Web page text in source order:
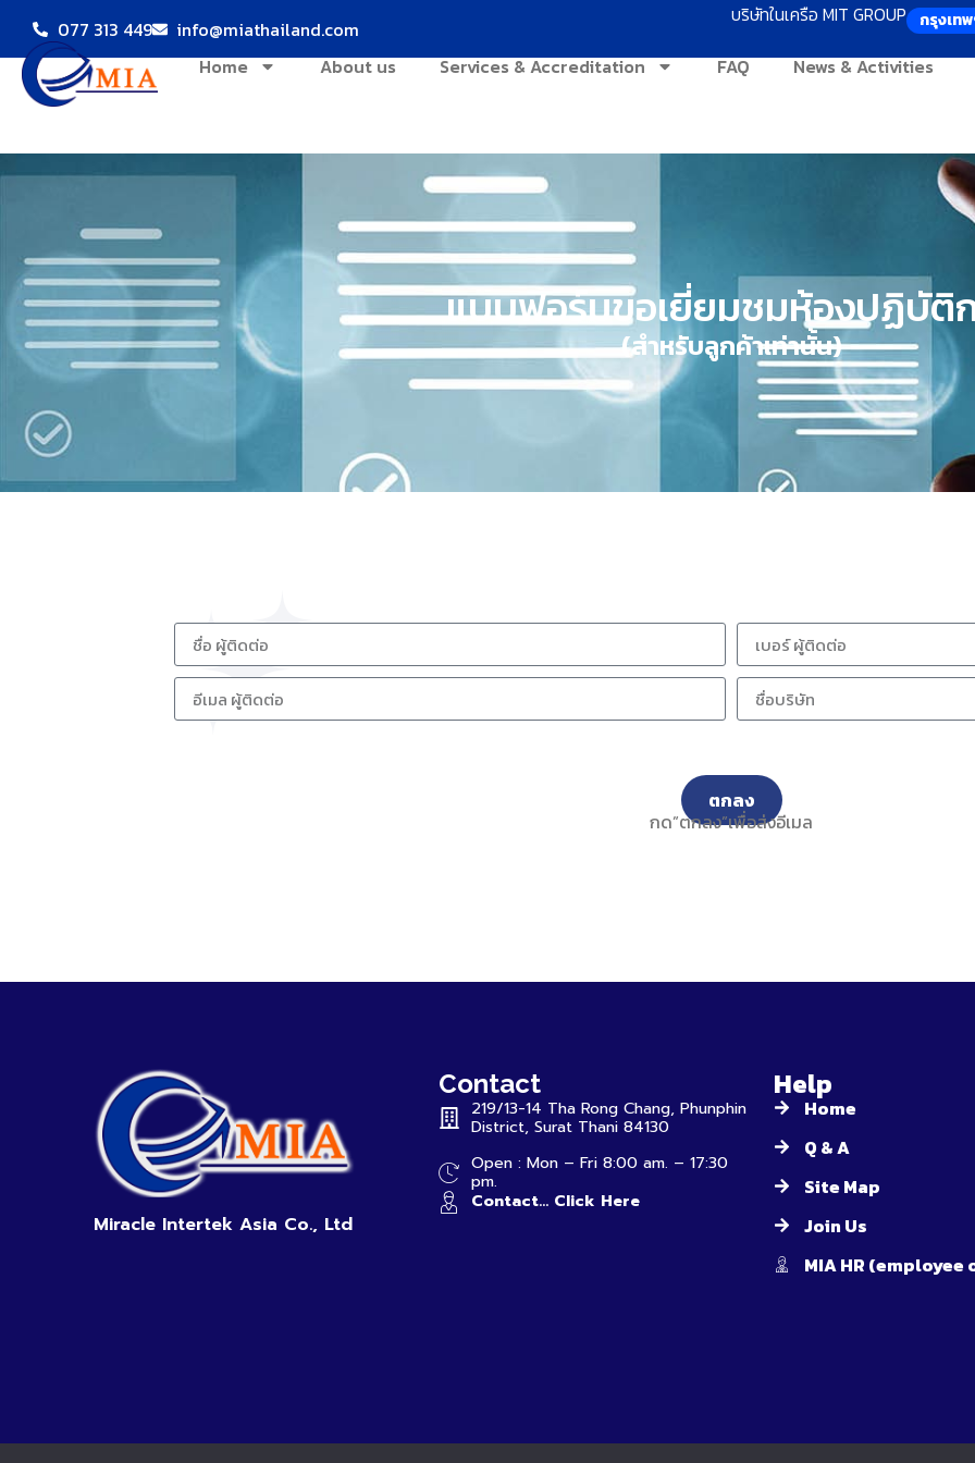
077 313 449 info@miathailand.com
บริษัทในเครือ MIT GROUP กรุงเท
Home About us Services & Accreditation FAQ News & Activities
แบบฟอร์มขอเยี่ยมชมห้องปฏิบัติ
(สำหรับลูกค้าเท่านั้น)
ตกลง
กด”ตกลง”เพื่อส่งอีเมล
Miracle Intertek Asia Co., Ltd
Contact
219/13-14 Tha Rong Chang, Phunphin
District, Surat Thani 84130
Open : Mon – Fri 8:00 am. – 17:30
pm.
Contact... Click Here
Help
Home
Q & A
Site Map
Join Us
MIA HR (employee